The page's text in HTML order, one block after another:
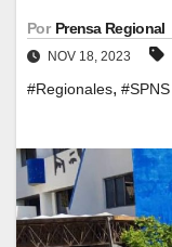
Por Prensa Regional
NOV 18, 2023
#Regionales, #SPNS